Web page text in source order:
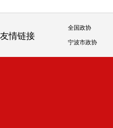
友情链接
全国政协
宁波市政协